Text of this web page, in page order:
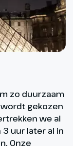
zo duurzaam
gekozen
we al
uur later al in
Onze